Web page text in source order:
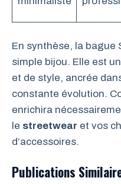
En synthèse, la bague
simple bijou. Elle est
et de style, ancrée
constante évolution.
enrichira
le streetwear et vos
d’accessoires.
Publications